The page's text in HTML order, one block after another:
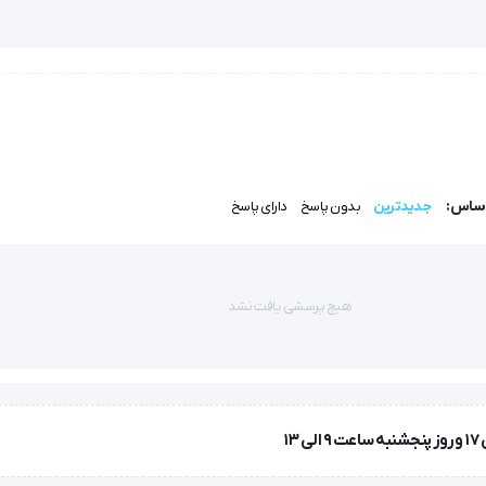
زیبایی، کلینیک‌ها و حتی استفاده‌های شخصی است.
زمانی که وسایل سنگینی در آن قرار گرفته باشد.
جدیدترین بدون پاسخ دارای پاسخ
هیچ پرسشی یافت نشد